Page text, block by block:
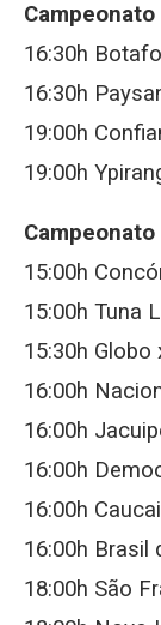
16:30h
16:30h
19:00h
19:00h
15:00h
15:00h Tuna
15:30h Globo
16:00h
16:00h
16:00h
16:00h
16:00h Brasil
18:00h São